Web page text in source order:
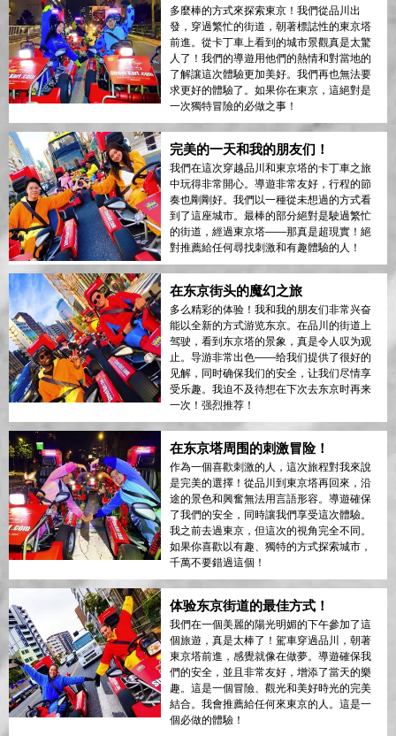
多麼棒的方式來探索東京！我們從品川出
發，穿過繁忙的街道，朝著標誌性的東京塔
前進。從卡丁車上看到的城市景觀真是太驚
人了！我們的導遊用他們的熱情和對當地的
了解讓這次體驗更加美好。我們再也無法要
求更好的體驗了。如果你在東京，這絕對是
一次獨特冒險的必做之事！
完美的一天和我的朋友们！
我們在這次穿越品川和東京塔的卡丁車之旅
中玩得非常開心。導遊非常友好，行程的節
奏也剛剛好。我們以一種從未想過的方式看
到了這座城市。最棒的部分絕對是駛過繁忙
的街道，經過東京塔——那真是超現實！絕
對推薦給任何尋找刺激和有趣體驗的人！
在东京街头的魔幻之旅
多么精彩的体验！我和我的朋友们非常兴奋
能以全新的方式游览东京。在品川的街道上
驾驶，看到东京塔的景象，真是令人叹为观
止。导游非常出色——给我们提供了很好的
见解，同时确保我们的安全，让我们尽情享
受乐趣。我迫不及待想在下次去东京时再来
一次！强烈推荐！
在东京塔周围的刺激冒险！
作為一個喜歡刺激的人，這次旅程對我來說
是完美的選擇！從品川到東京塔再回來，沿
途的景色和興奮無法用言語形容。導遊確保
了我們的安全，同時讓我們享受這次體驗。
我之前去過東京，但這次的視角完全不同。
如果你喜歡以有趣、獨特的方式探索城市，
千萬不要錯過這個！
体验东京街道的最佳方式！
我們在一個美麗的陽光明媚的下午參加了這
個旅遊，真是太棒了！駕車穿過品川，朝著
東京塔前進，感覺就像在做夢。導遊確保我
們的安全，並且非常友好，增添了當天的樂
趣。這是一個冒險、觀光和美好時光的完美
結合。我會推薦給任何來東京的人。這是一
個必做的體驗！